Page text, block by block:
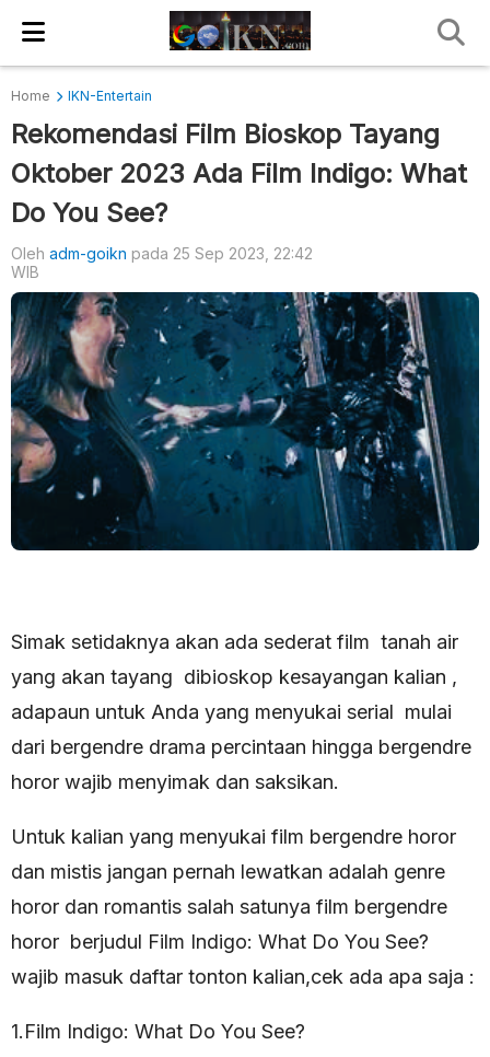
Home IKN-Entertain
Rekomendasi Film Bioskop Tayang
Oktober 2023 Ada Film Indigo: What
Do You See?
Oleh adm-goikn pada 25 Sep 2023, 22:42
WIB
Simak setidaknya akan ada sederat film tanah air
yang akan tayang dibioskop kesayangan kalian ,
adapaun untuk Anda yang menyukai serial mulai
dari bergendre drama percintaan hingga bergendre
horor wajib menyimak dan saksikan.
Untuk kalian yang menyukai film bergendre horor
dan mistis jangan pernah lewatkan adalah genre
horor dan romantis salah satunya film bergendre
horor berjudul Film Indigo: What Do You See?
wajib masuk daftar tonton kalian,cek ada apa saja :
1.Film Indigo: What Do You See?